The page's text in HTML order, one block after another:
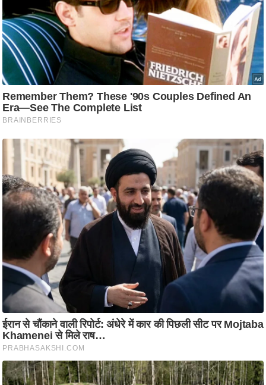
स
मी
क्षा
ध
र्म
ज्यो
ति
ष
प्र
भु
म
हि
मा
र्म
ल
व्र
त
त्यो
हा
र